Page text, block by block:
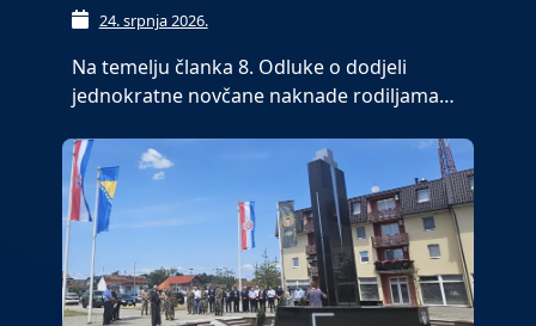
24. srpnja 2026.
Na temelju članka 8. Odluke o dodjeli
jednokratne novčane naknade rodiljama…